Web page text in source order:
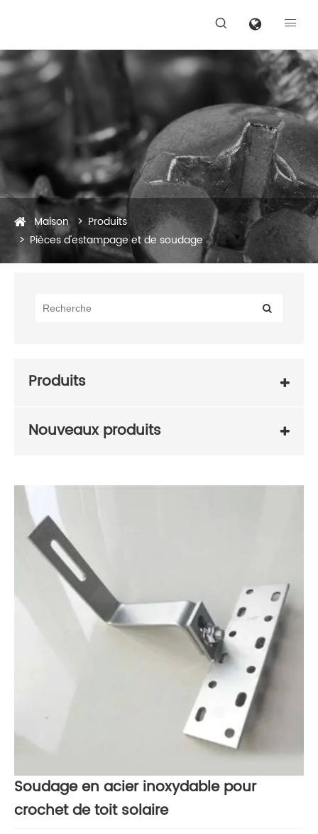
 
Maison
Produits
Pièces d'estampage et de soudage
Produits
Nouveaux produits
Soudage en acier inoxydable pour
crochet de toit solaire